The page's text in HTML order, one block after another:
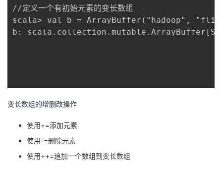
//定义一个有初始元素的变长数组
scala> val b = ArrayBuffer("hadoop",
b:
变长数组的增删改操作
使用+=添加元素
使用-=删除元素
使用++=追加一个数组到变长数组